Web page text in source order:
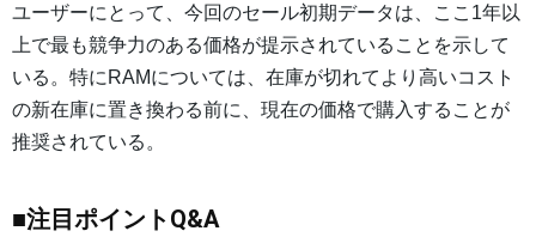
ユーザーにとって、今回のセール初期データは、ここ1年以
上で最も競争力のある価格が提示されていることを示して
いる。特にRAMについては、在庫が切れてより高いコスト
の新在庫に置き換わる前に、現在の価格で購入することが
推奨されている。
■注目ポイントQ&A